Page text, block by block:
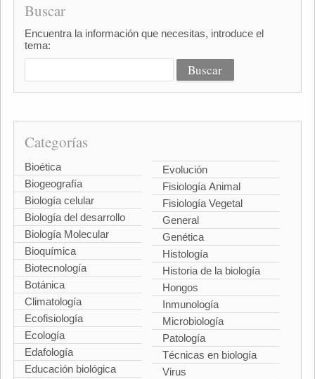
Buscar
Encuentra la información que necesitas, introduce el
tema:
Categorías
Bioética
Biogeografía
Biología celular
Biología del desarrollo
Biología Molecular
Bioquímica
Biotecnología
Botánica
Climatología
Ecofisiología
Ecología
Edafología
Educación biológica
Evolución
Fisiología Animal
Fisiología Vegetal
General
Genética
Histología
Historia de la biología
Hongos
Inmunología
Microbiología
Patología
Técnicas en biología
Virus